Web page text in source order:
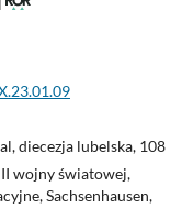
diecezja lubelska, 108
wojny światowej,
Sachsenhausen,